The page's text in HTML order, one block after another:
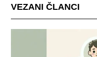
VEZANI ČLANCI